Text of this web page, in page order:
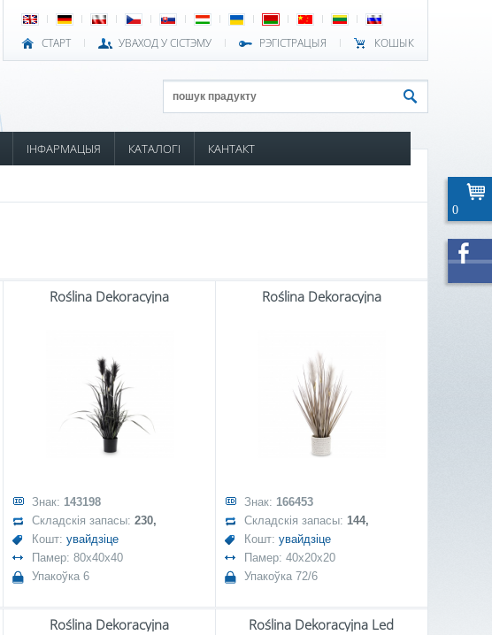
СТАРТ УВАХОД У СІСТЭМУ РЭГІСТРАЦЫЯ КОШЫК
ІНФАРМАЦЫЯ КАТАЛОГІ КАНТАКТ
Roślina Dekoracyjna
Знак: 143198
Складскія запасы: 230,
Кошт: увайдзіце
Памер: 80x40x40
Упакоўка 6
Roślina Dekoracyjna
Знак: 166453
Складскія запасы: 144,
Кошт: увайдзіце
Памер: 40x20x20
Упакоўка 72/6
Roślina Dekoracyjna Roślina Dekoracyjna Led
0